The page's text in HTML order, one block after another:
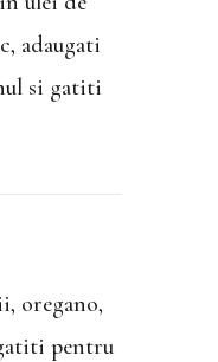
adaugati
si gatiti
oregano,
pentru